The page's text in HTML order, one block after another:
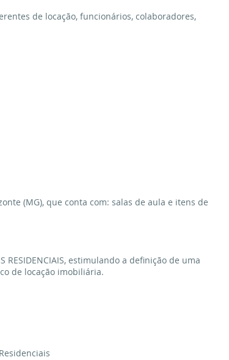
de locação, funcionários, colaboradores,
(MG), que conta com: salas de aula e itens de
RESIDENCIAIS, estimulando a definição de uma
de locação imobiliária.